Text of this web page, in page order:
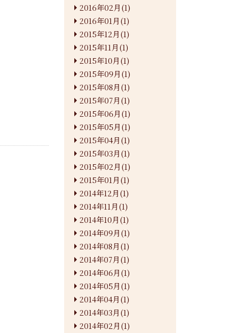
2016年02月(1)
2016年01月(1)
2015年12月(1)
2015年11月(1)
2015年10月(1)
2015年09月(1)
2015年08月(1)
2015年07月(1)
2015年06月(1)
2015年05月(1)
2015年04月(1)
2015年03月(1)
2015年02月(1)
2015年01月(1)
2014年12月(1)
2014年11月(1)
2014年10月(1)
2014年09月(1)
2014年08月(1)
2014年07月(1)
2014年06月(1)
2014年05月(1)
2014年04月(1)
2014年03月(1)
2014年02月(1)